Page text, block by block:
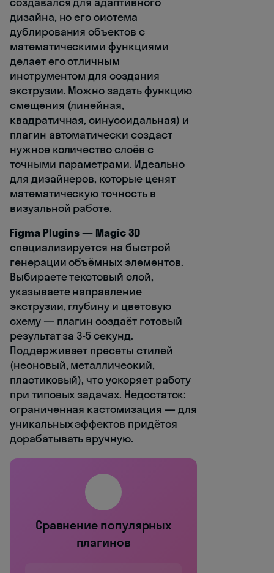
дизайна, но его система
дублирования объектов с
математическими функциями
делает его отличным
инструментом для создания
экструзии. Можно задать функцию
смещения (линейная,
квадратичная, синусоидальная) и
плагин автоматически создаст
нужное количество слоёв с
точными параметрами. Идеально
для дизайнеров, которые ценят
математическую точность в
визуальной работе.
Figma Plugins — Magic 3D
специализируется на быстрой
генерации объёмных элементов.
Выбираете текстовый слой,
указываете направление
экструзии, глубину и цветовую
схему — плагин создаёт готовый
результат за 3-5 секунд.
Поддерживает пресеты стилей
(неоновый, металлический,
пластиковый), что ускоряет работу
при типовых задачах. Недостаток:
ограниченная кастомизация — для
уникальных эффектов придётся
дорабатывать вручную.
Сравнение популярных
плагинов